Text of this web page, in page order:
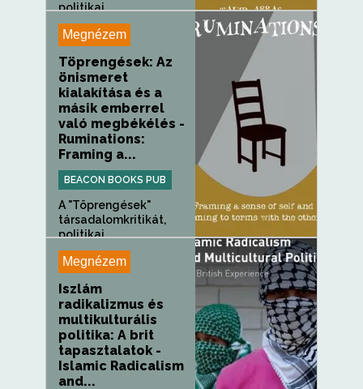
politikai...
Megnézem
Töprengések: Az
önismeret
kialakítása és a
másik emberrel
való megbékélés -
Ruminations:
Framing a...
BEACON BOOKS PUB
A "Töprengések"
társadalomkritikát,
politikai...
Megnézem
Iszlám
radikalizmus és
multikulturális
politika: A brit
tapasztalatok -
Islamic Radicalism
and...